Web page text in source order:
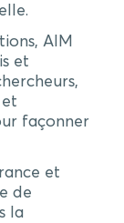
AIM
et
façonner
et
de
la